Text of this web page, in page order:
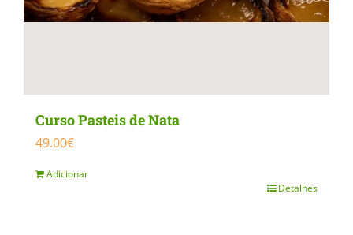
Curso Pasteis de Nata
49.00€
Adicionar
Detalhes